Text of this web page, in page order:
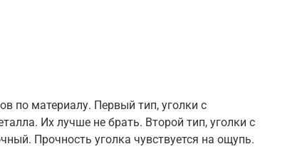
по материалу. Первый тип, уголки с
Их лучше не брать. Второй тип, уголки с
Прочность уголка чувствуется на ощупь.